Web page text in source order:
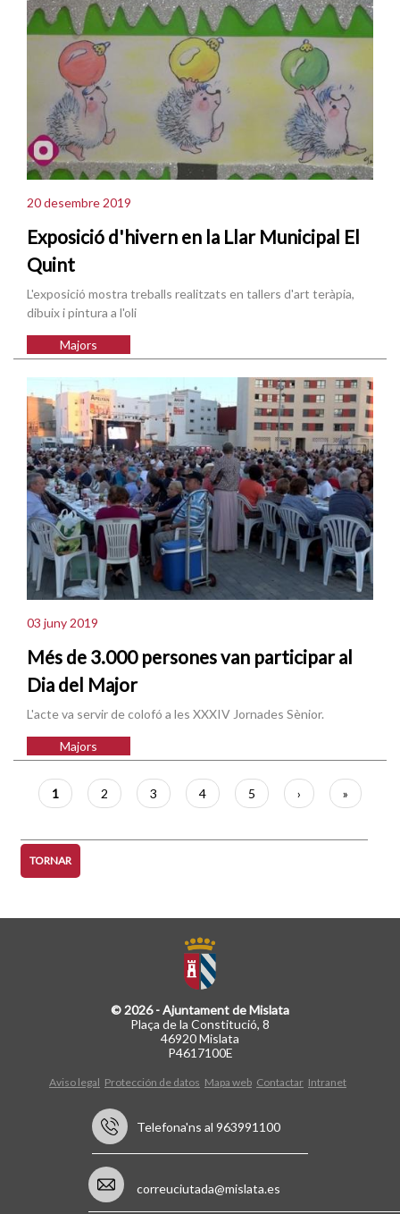
20 desembre 2019
Exposició d'hivern en la Llar Municipal El
Quint
L'exposició mostra treballs realitzats en tallers d'art teràpia,
dibuix i pintura a l'oli
Majors
03 juny 2019
Més de 3.000 persones van participar al
Dia del Major
L'acte va servir de colofó a les XXXIV Jornades Sènior.
Majors
Paginació
Pàgina
actual
1 Pàgina
2 Pàgina
3 Pàgina
4 Pàgina
5
Pàgina
següent
›
Última
pàgina
»
TORNAR
© 2026 - Ajuntament de Mislata
Plaça de la Constitució, 8
46920 Mislata
P4617100E
Aviso legal Protección de datos Mapa web Contactar Intranet
Telefona'ns al 963991100
correuciutada@mislata.es